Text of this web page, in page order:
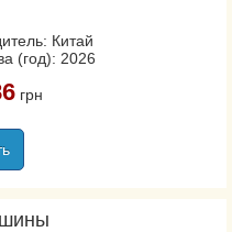
Китай
(год): 2026
грн